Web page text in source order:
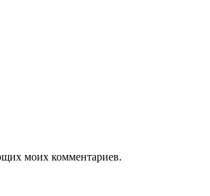
моих комментариев.